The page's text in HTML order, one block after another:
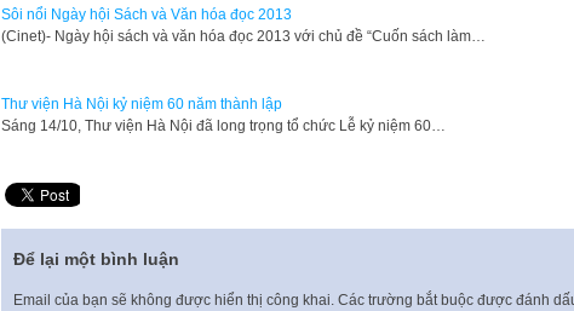
Sôi nổi Ngày hội Sách và Văn hóa đọc 2013
​(Cinet)- Ngày hội sách và văn hóa đọc 2013 với chủ đề “Cuốn sách làm…
Thư viện Hà Nội kỷ niệm 60 năm thành lập
Sáng 14/10, Thư viện Hà Nội đã long trọng tổ chức Lễ kỷ niệm 60…
Để lại một bình luận
Email của bạn sẽ không được hiển thị công khai. Các trường bắt buộc được đánh